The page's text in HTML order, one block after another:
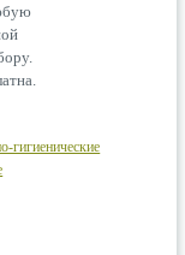
гигиенические